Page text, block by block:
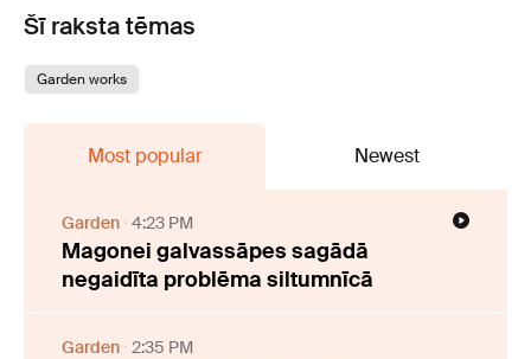
Šī raksta tēmas
Garden works
Most popular Newest
Garden 4:23 PM
Magonei galvassāpes sagādā
negaidīta problēma siltumnīcā
Garden 2:35 PM